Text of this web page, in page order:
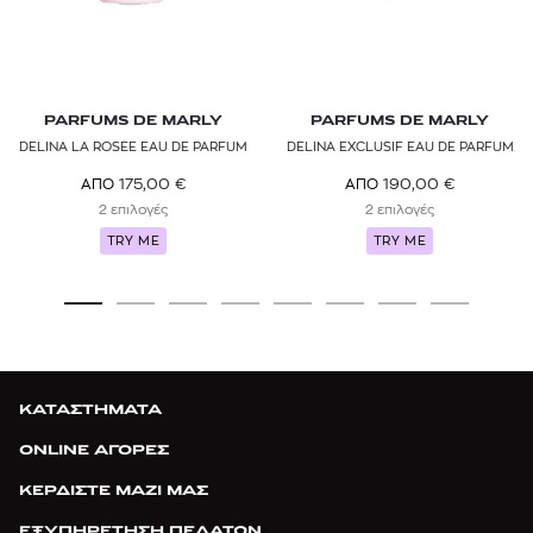
PARFUMS DE MARLY
DELINA LA ROSEE EAU DE PARFUM
ΑΠΟ 175,00 €
2 επιλογές
TRY ME
PARFUMS DE MARLY
DELINA EXCLUSIF EAU DE PARFUM
ΑΠΟ 190,00 €
2 επιλογές
TRY ME
ΚΑΤΑΣΤΗΜΑΤΑ
ONLINE ΑΓΟΡΕΣ
ΚΕΡΔΙΣΤΕ ΜΑΖΙ ΜΑΣ